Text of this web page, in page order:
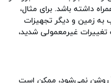
داشته باشد. برای مثال،
زمین و دیگر تجهیزات
تغییرات غیرمعمولی شدید،
روشن نمی‌شود، ممکن است